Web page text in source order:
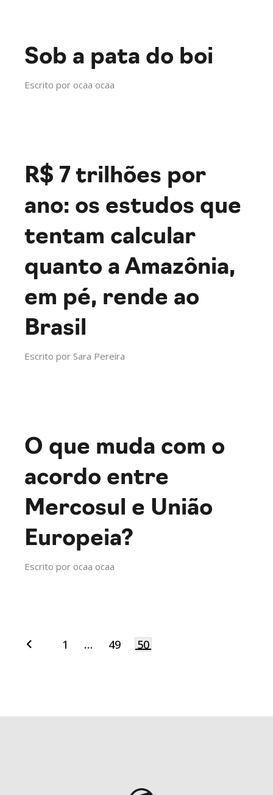
Sob a pata do boi
Escrito por ocaa ocaa
R$ 7 trilhões por
ano: os estudos que
tentam calcular
quanto a Amazônia,
em pé, rende ao
Brasil
Escrito por Sara Pereira
O que muda com o
acordo entre
Mercosul e União
Europeia?
Escrito por ocaa ocaa
1 … 49 50